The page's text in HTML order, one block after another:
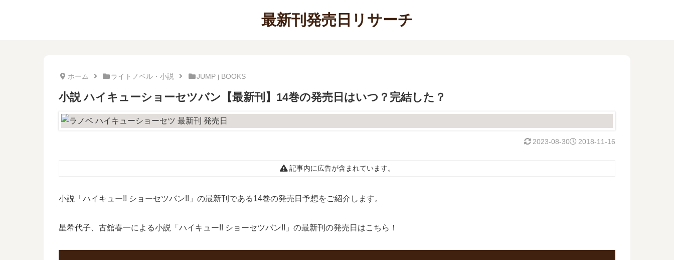
最新刊発売日リサーチ
ホーム ライトノベル・小説 JUMP j BOOKS
小説 ハイキューショーセツバン【最新刊】14巻の発売日はいつ？完結した？
2018-11-16
2023-08-30
記事内に広告が含まれています。
小説「ハイキュー!! ショーセツバン!!」の最新刊である14巻の発売日予想をご紹介します。
星希代子、古舘春一による小説「ハイキュー!! ショーセツバン!!」の最新刊の発売日はこちら！